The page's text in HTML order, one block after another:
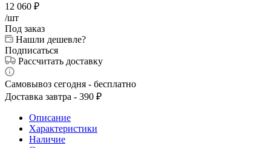
12 060 ₽
/шт
Под заказ
Нашли дешевле?
Подписаться
Рассчитать доставку
Самовывоз сегодня - бесплатно
Доставка завтра - 390 ₽
Описание
Характеристики
Наличие